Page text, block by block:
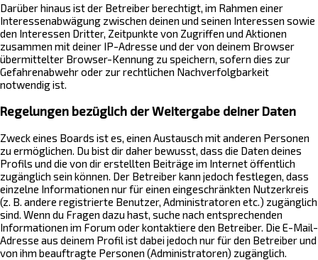
Darüber hinaus ist der Betreiber berechtigt, im Rahmen einer
Interessenabwägung zwischen deinen und seinen Interessen sowie
den Interessen Dritter, Zeitpunkte von Zugriffen und Aktionen
zusammen mit deiner IP-Adresse und der von deinem Browser
übermittelter Browser-Kennung zu speichern, sofern dies zur
Gefahrenabwehr oder zur rechtlichen Nachverfolgbarkeit
notwendig ist.
Regelungen bezüglich der Weitergabe deiner Daten
Zweck eines Boards ist es, einen Austausch mit anderen Personen
zu ermöglichen. Du bist dir daher bewusst, dass die Daten deines
Profils und die von dir erstellten Beiträge im Internet öffentlich
zugänglich sein können. Der Betreiber kann jedoch festlegen, dass
einzelne Informationen nur für einen eingeschränkten Nutzerkreis
(z. B. andere registrierte Benutzer, Administratoren etc.) zugänglich
sind. Wenn du Fragen dazu hast, suche nach entsprechenden
Informationen im Forum oder kontaktiere den Betreiber. Die E-Mail-
Adresse aus deinem Profil ist dabei jedoch nur für den Betreiber und
von ihm beauftragte Personen (Administratoren) zugänglich.